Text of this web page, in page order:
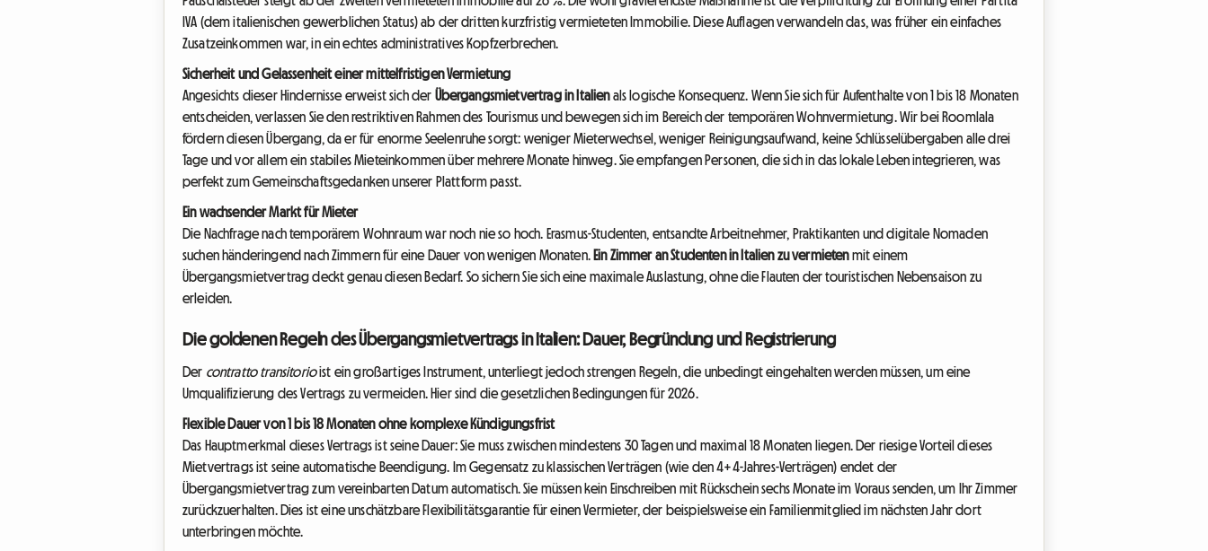
IVA (dem italienischen gewerblichen Status) ab der dritten kurzfristig vermieteten Immobilie. Diese Auflagen verwandeln das, was früher ein einfaches
Zusatzeinkommen war, in ein echtes administratives Kopfzerbrechen.
Sicherheit und Gelassenheit einer mittelfristigen Vermietung
Angesichts dieser Hindernisse erweist sich der Übergangsmietvertrag in Italienals logische Konsequenz. Wenn Sie sich für Aufenthalte von 1 bis 18 Monaten
entscheiden, verlassen Sie den restriktiven Rahmen des Tourismus und bewegen sich im Bereich der temporären Wohnvermietung. Wir bei Roomlala
fördern diesen Übergang, da er für enorme Seelenruhe sorgt: weniger Mieterwechsel, weniger Reinigungsaufwand, keine Schlüsselübergaben alle drei
Tage und vor allem ein stabiles Mieteinkommen über mehrere Monate hinweg. Sie empfangen Personen, die sich in das lokale Leben integrieren, was
perfekt zum Gemeinschaftsgedanken unserer Plattform passt.
Ein wachsender Markt für Mieter
Die Nachfrage nach temporärem Wohnraum war noch nie so hoch. Erasmus-Studenten, entsandte Arbeitnehmer, Praktikanten und digitale Nomaden
suchen händeringend nach Zimmern für eine Dauer von wenigen Monaten. Ein Zimmer an Studenten in Italien zu vermietenmit einem
Übergangsmietvertrag deckt genau diesen Bedarf. So sichern Sie sich eine maximale Auslastung, ohne die Flauten der touristischen Nebensaison zu
erleiden.
Die goldenen Regeln des Übergangsmietvertrags in Italien: Dauer, Begründung und Registrierung
Der contratto transitorioist ein großartiges Instrument, unterliegt jedoch strengen Regeln, die unbedingt eingehalten werden müssen, um eine
Umqualifizierung des Vertrags zu vermeiden. Hier sind die gesetzlichen Bedingungen für 2026.
Flexible Dauer von 1 bis 18 Monaten ohne komplexe Kündigungsfrist
Das Hauptmerkmal dieses Vertrags ist seine Dauer: Sie muss zwischen mindestens 30 Tagen und maximal 18 Monaten liegen. Der riesige Vorteil dieses
Mietvertrags ist seine automatische Beendigung. Im Gegensatz zu klassischen Verträgen (wie den 4+4-Jahres-Verträgen) endet der
Übergangsmietvertrag zum vereinbarten Datum automatisch. Sie müssen kein Einschreiben mit Rückschein sechs Monate im Voraus senden, um Ihr Zimmer
zurückzuerhalten. Dies ist eine unschätzbare Flexibilitätsgarantie für einen Vermieter, der beispielsweise ein Familienmitglied im nächsten Jahr dort
unterbringen möchte.